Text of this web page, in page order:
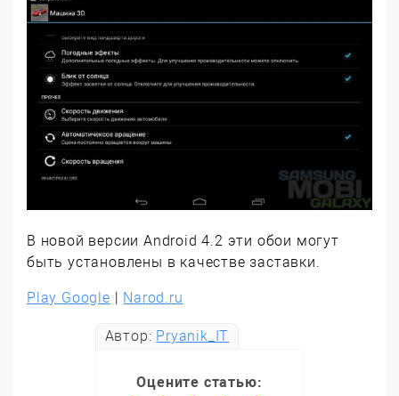
В новой версии Android 4.2 эти обои могут
быть установлены в качестве заставки.
Play Google | Narod.ru
Автор: Pryanik_IT
Оцените статью: